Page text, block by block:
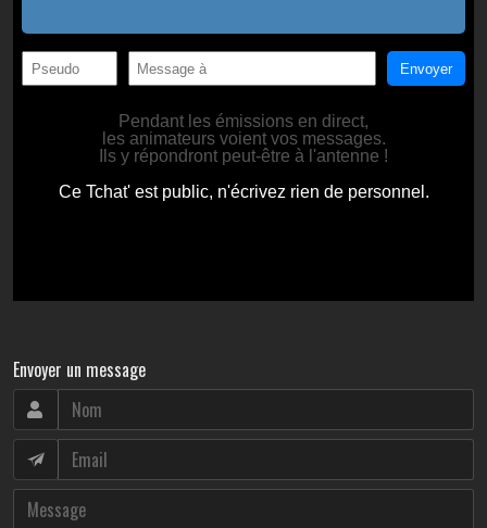
Envoyer un message